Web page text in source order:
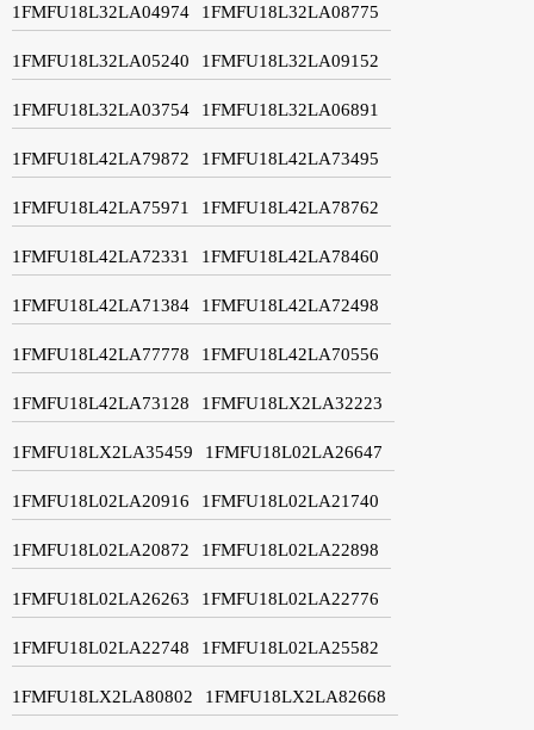
1FMFU18L32LA04974 1FMFU18L32LA08775
1FMFU18L32LA05240 1FMFU18L32LA09152
1FMFU18L32LA03754 1FMFU18L32LA06891
1FMFU18L42LA79872 1FMFU18L42LA73495
1FMFU18L42LA75971 1FMFU18L42LA78762
1FMFU18L42LA72331 1FMFU18L42LA78460
1FMFU18L42LA71384 1FMFU18L42LA72498
1FMFU18L42LA77778 1FMFU18L42LA70556
1FMFU18L42LA73128 1FMFU18LX2LA32223
1FMFU18LX2LA35459 1FMFU18L02LA26647
1FMFU18L02LA20916 1FMFU18L02LA21740
1FMFU18L02LA20872 1FMFU18L02LA22898
1FMFU18L02LA26263 1FMFU18L02LA22776
1FMFU18L02LA22748 1FMFU18L02LA25582
1FMFU18LX2LA80802 1FMFU18LX2LA82668